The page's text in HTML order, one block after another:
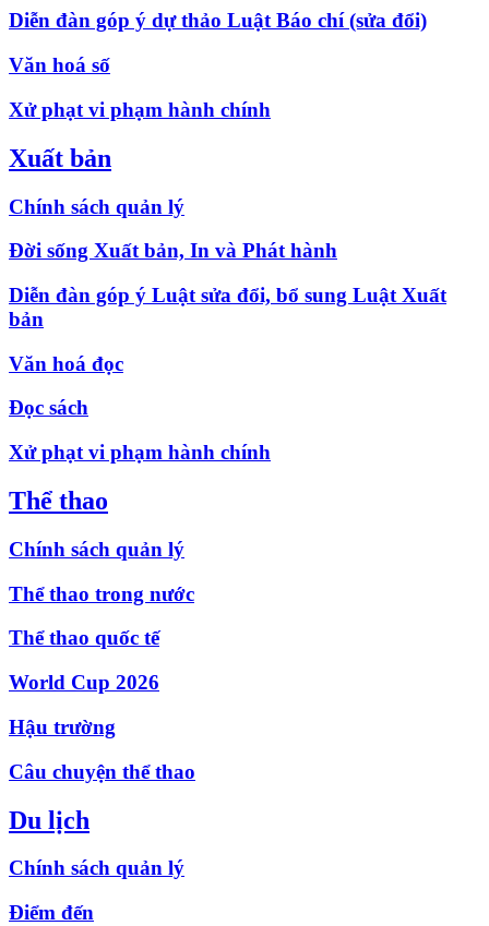
Diễn đàn góp ý dự thảo Luật Báo chí (sửa đổi)
Văn hoá số
Xử phạt vi phạm hành chính
Xuất bản
Chính sách quản lý
Đời sống Xuất bản, In và Phát hành
Diễn đàn góp ý Luật sửa đổi, bổ sung Luật Xuất
bản
Văn hoá đọc
Đọc sách
Xử phạt vi phạm hành chính
Thể thao
Chính sách quản lý
Thể thao trong nước
Thể thao quốc tế
World Cup 2026
Hậu trường
Câu chuyện thể thao
Du lịch
Chính sách quản lý
Điểm đến